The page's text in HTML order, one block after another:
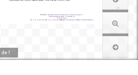
de 1